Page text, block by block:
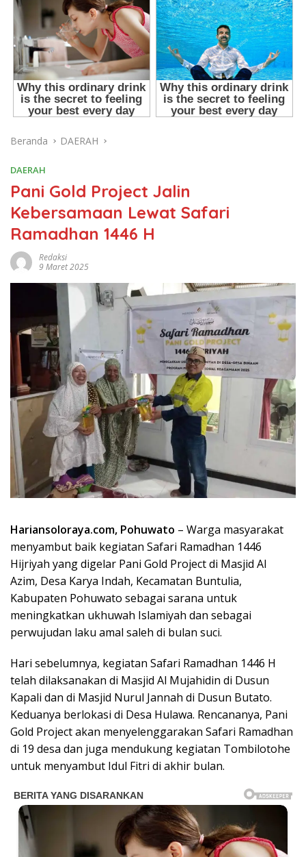
Beranda DAERAH
DAERAH
Pani Gold Project Jalin
Kebersamaan Lewat Safari
Ramadhan 1446 H
Redaksi
9 Maret 2025
Hariansoloraya.com, Pohuwato – Warga masyarakat
menyambut baik kegiatan Safari Ramadhan 1446
Hijriyah yang digelar Pani Gold Project di Masjid Al
Azim, Desa Karya Indah, Kecamatan Buntulia,
Kabupaten Pohuwato sebagai sarana untuk
meningkatkan ukhuwah Islamiyah dan sebagai
perwujudan laku amal saleh di bulan suci.
Hari sebelumnya, kegiatan Safari Ramadhan 1446 H
telah dilaksanakan di Masjid Al Mujahidin di Dusun
Kapali dan di Masjid Nurul Jannah di Dusun Butato.
Keduanya berlokasi di Desa Hulawa. Rencananya, Pani
Gold Project akan menyelenggarakan Safari Ramadhan
di 19 desa dan juga mendukung kegiatan Tombilotohe
untuk menyambut Idul Fitri di akhir bulan.